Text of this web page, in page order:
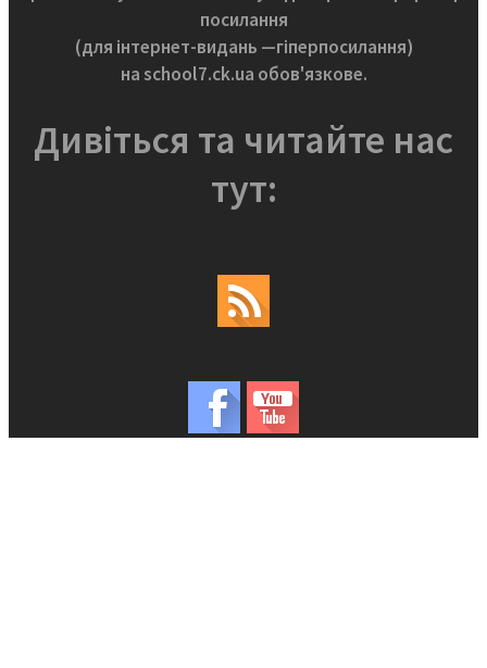
посилання
(для інтернет-видань —гіперпосилання)
на school7.ck.ua обов'язкове.
Дивіться та читайте нас
тут: